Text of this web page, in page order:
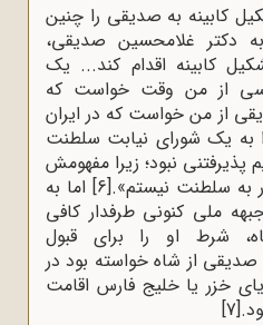
کابینه به صدیقی را چنین
غلامحسین صدیقی،
کابینه اقدام کند... یک
از من وقت خواست که
از من خواست که در ایران
به یک شورای نیابت سلطنت
پذیرفتنی نبود؛ زیرا مفهومش
به سلطنت نیستم».[6]
اما به
ملی کنونی طرفدار کافی
شرط‌ او را برای قبول
از شاه خواسته بود در
خزر یا خلیج فارس اقامت
[7]